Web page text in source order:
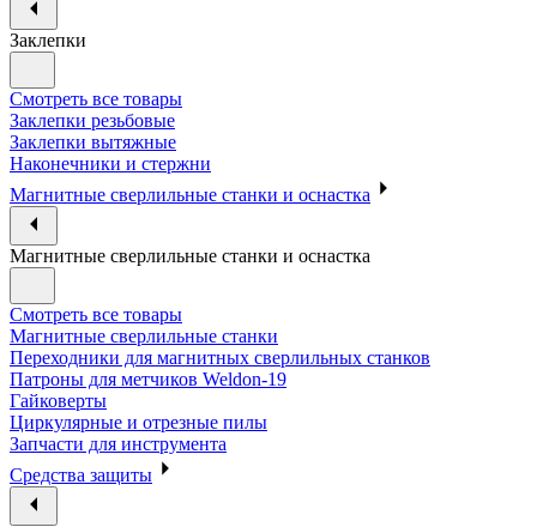
Заклепки
Смотреть все товары
Заклепки резьбовые
Заклепки вытяжные
Наконечники и стержни
Магнитные сверлильные станки и оснастка
Магнитные сверлильные станки и оснастка
Смотреть все товары
Магнитные сверлильные станки
Переходники для магнитных сверлильных станков
Патроны для метчиков Weldon-19
Гайковерты
Циркулярные и отрезные пилы
Запчасти для инструмента
Средства защиты